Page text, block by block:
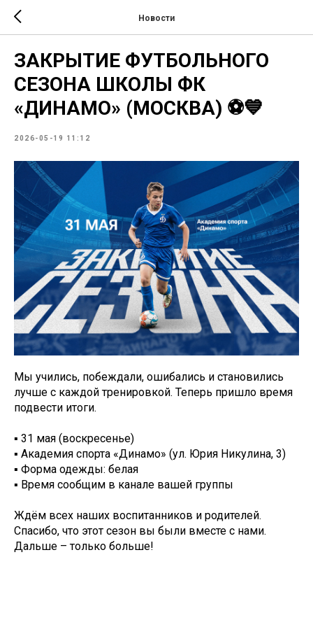
Новости
ЗАКРЫТИЕ ФУТБОЛЬНОГО
СЕЗОНА ШКОЛЫ ФК
«ДИНАМО» (МОСКВА) ⚽️💙
2026-05-19 11:12
Мы учились, побеждали, ошибались и становились
лучше с каждой тренировкой. Теперь пришло время
подвести итоги.
▪️ 31 мая (воскресенье)
▪️ Академия спорта «Динамо» (ул. Юрия Никулина, 3)
▪️ Форма одежды: белая
▪️ Время сообщим в канале вашей группы
Ждём всех наших воспитанников и родителей.
Спасибо, что этот сезон вы были вместе с нами.
Дальше – только больше!